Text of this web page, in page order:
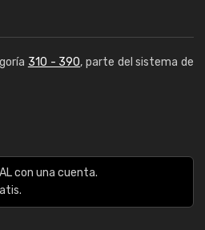
310 - 390, parte del sistema de
con una cuenta.
RAL K7 a base de agua